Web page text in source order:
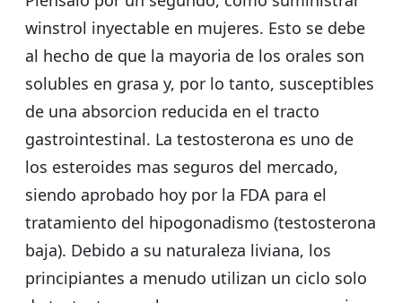
winstrol inyectable en mujeres. Esto se debe
al hecho de que la mayoria de los orales son
solubles en grasa y, por lo tanto, susceptibles
de una absorcion reducida en el tracto
gastrointestinal. La testosterona es uno de
los esteroides mas seguros del mercado,
siendo aprobado hoy por la FDA para el
tratamiento del hipogonadismo (testosterona
baja). Debido a su naturaleza liviana, los
principiantes a menudo utilizan un ciclo solo